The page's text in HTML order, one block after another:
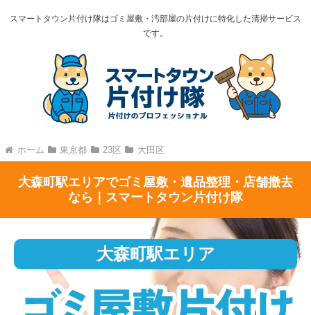
スマートタウン片付け隊はゴミ屋敷・汚部屋の片付けに特化した清掃サービス
です。
ホーム 東京都 23区 大田区
大森町駅エリアでゴミ屋敷・遺品整理・店舗撤去
なら｜スマートタウン片付け隊
大森町駅エリア